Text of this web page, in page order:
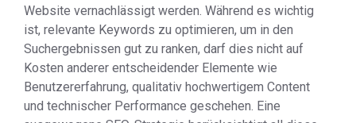
Website vernachlässigt werden. Während es wichtig
ist, relevante Keywords zu optimieren, um in den
Suchergebnissen gut zu ranken, darf dies nicht auf
Kosten anderer entscheidender Elemente wie
Benutzererfahrung, qualitativ hochwertigem Content
und technischer Performance geschehen. Eine